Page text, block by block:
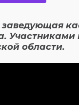
области.